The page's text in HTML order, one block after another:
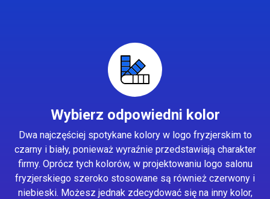
Wybierz odpowiedni kolor
Dwa najczęściej spotykane kolory w logo fryzjerskim to
czarny i biały, ponieważ wyraźnie przedstawiają charakter
firmy. Oprócz tych kolorów, w projektowaniu logo salonu
fryzjerskiego szeroko stosowane są również czerwony i
niebieski. Możesz jednak zdecydować się na inny kolor,